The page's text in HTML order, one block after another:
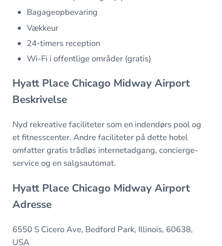
Bagageopbevaring
Vækkeur
24-timers reception
Wi-Fi i offentlige områder (gratis)
Hyatt Place Chicago Midway Airport
Beskrivelse
Nyd rekreative faciliteter som en indendørs pool og
et fitnesscenter. Andre faciliteter på dette hotel
omfatter gratis trådløs internetadgang, concierge-
service og en salgsautomat.
Hyatt Place Chicago Midway Airport
Adresse
6550 S Cicero Ave, Bedford Park, Illinois, 60638,
USA